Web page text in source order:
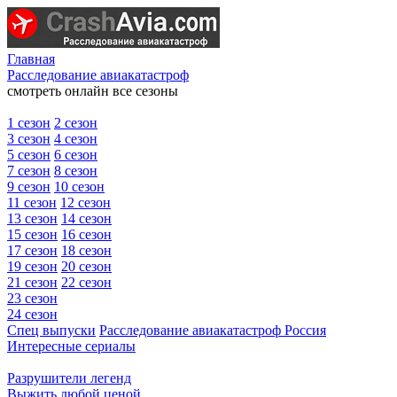
Главная
Расследование авиакатастроф
смотреть онлайн все сезоны
1 сезон 2 сезон
3 сезон 4 сезон
5 сезон 6 сезон
7 сезон 8 сезон
9 сезон 10 сезон
11 сезон 12 сезон
13 сезон 14 сезон
15 сезон 16 сезон
17 сезон 18 сезон
19 сезон 20 сезон
21 сезон 22 сезон
23 сезон
24 сезон
Спец выпуски Расследование авиакатастроф Россия
Интересные сериалы
Разрушители легенд
Выжить любой ценой